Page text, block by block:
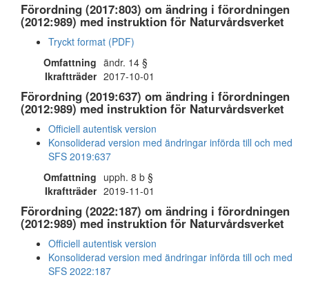
Förordning (2017:803) om ändring i förordningen
(2012:989) med instruktion för Naturvårdsverket
Tryckt format (PDF)
Omfattning ändr. 14 §
Ikraftträder 2017-10-01
Förordning (2019:637) om ändring i förordningen
(2012:989) med instruktion för Naturvårdsverket
Officiell autentisk version
Konsoliderad version med ändringar införda till och med
SFS 2019:637
Omfattning upph. 8 b §
Ikraftträder 2019-11-01
Förordning (2022:187) om ändring i förordningen
(2012:989) med instruktion för Naturvårdsverket
Officiell autentisk version
Konsoliderad version med ändringar införda till och med
SFS 2022:187